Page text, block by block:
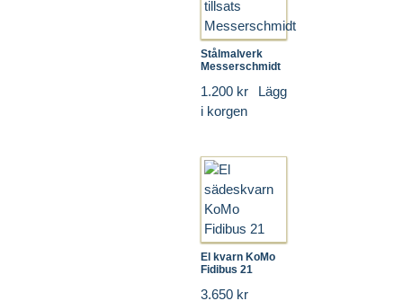
Stålmalverk
Messerschmidt
1.200 kr
Lägg
i korgen
El kvarn KoMo
Fidibus 21
3.650 kr